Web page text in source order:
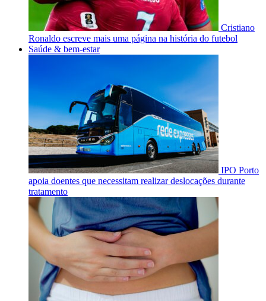
Cristiano
Ronaldo escreve mais uma página na história do futebol
Saúde & bem-estar
IPO Porto
apoia doentes que necessitam realizar deslocações durante
tratamento